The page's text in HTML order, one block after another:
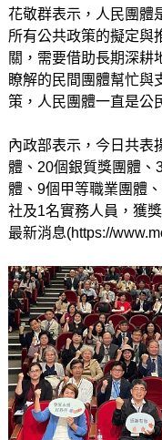
花敬群表示，人民團體
所有公共政策的擬定與
關，需要借助長期深耕
瞭解的民間團體幫忙與
策，人民團體一直是公
內政部表示，今日共表
體、20個銀質獎團體、
體、9個甲等職業團體
社及1名實務人員，獲
最新消息(https://